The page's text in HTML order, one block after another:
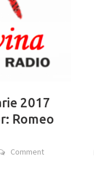
2017
Romeo
Comment